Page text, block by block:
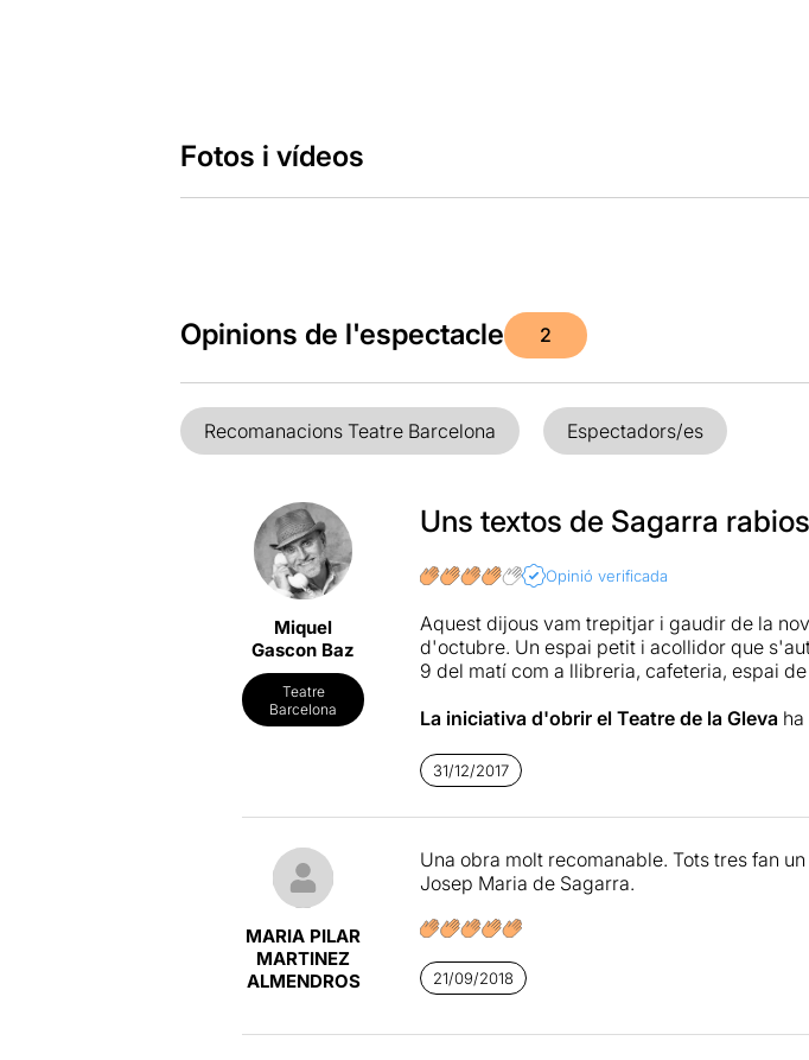
Fotos i vídeos
Opinions de l'espectacle 2
Recomanacions Teatre Barcelona Espectadors/es
Miquel
Gascon Baz
Teatre
Barcelona
Uns textos de Sagarra
Opinió verificada
Aquest dijous vam trepitjar i gaudir de la
d'octubre. Un espai petit i acollidor que
9 del matí com a llibreria, cafeteria, espai
La iniciativa d'obrir el Teatre de la Gleva
responsable de programar el Teatre de la
HEM VINGUT AQUÍ A DEIXAR LES COSES
Sagarra. La direcció és d'en Jordi Oriol.
cendres. Ells esperen en un racó a què tots
percussió, però el que semblava un acte
algú digui unes paraules, no s'aixeca
31/12/2017
MARIA PILAR
MARTINEZ
ALMENDROS
Una obra molt recomanable. Tots tres fan
Josep Maria de Sagarra.
21/09/2018